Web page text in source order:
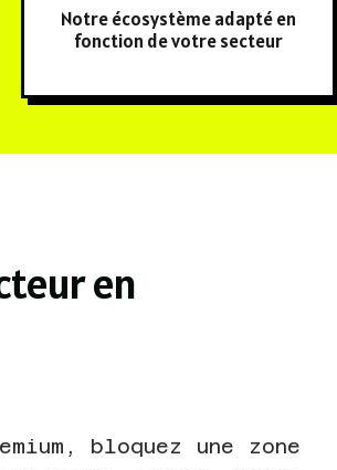
Notre écosystème adapté en
fonction de votre secteur
en
bloquez une zone